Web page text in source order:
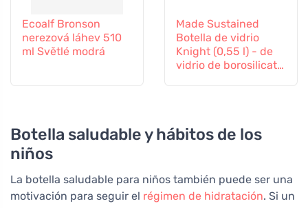
Ecoalf Bronson
nerezová láhev 510
ml Světlé modrá
Made Sustained
Botella de vidrio
Knight (0,55 l) - de
vidrio de borosilicato
Botella saludable y hábitos de los
niños
La botella saludable para niños también puede ser una
motivación para seguir el régimen de hidratación. Si un